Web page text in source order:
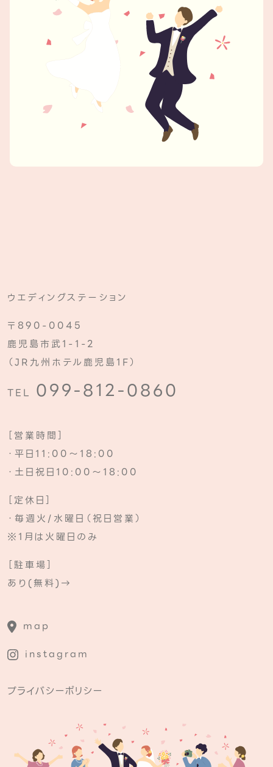
ウエディングステーション
〒890-0045
鹿児島市武1-1-2
（JR九州ホテル鹿児島1F）
TEL 099-812-0860
［営業時間］
・平日11:00～18:00
・土日祝日10:00～18:00
［定休日］
・毎週火/水曜日（祝日営業）
※1月は火曜日のみ
［駐車場］
あり(無料)→
map
instagram
プライバシーポリシー